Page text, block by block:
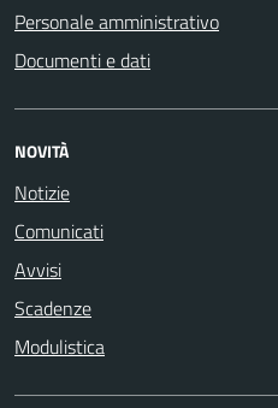
Personale amministrativo
Documenti e dati
NOVITÀ
Notizie
Comunicati
Avvisi
Scadenze
Modulistica